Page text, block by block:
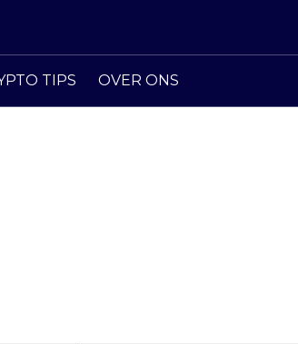
TIPS OVER ONS